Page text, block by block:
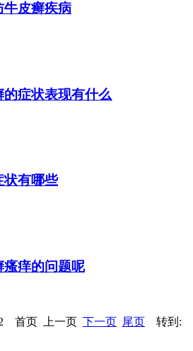
牛皮癣疾病
的症状表现有什么
状有哪些
痒的问题呢
首页 上一页 下一页 尾页 转到: